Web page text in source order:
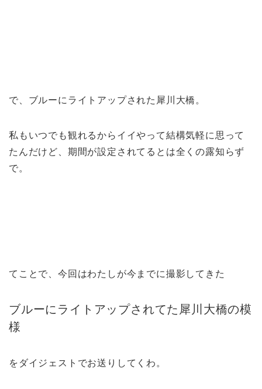
で、ブルーにライトアップされた犀川大橋。
私もいつでも観れるからイイやって結構気軽に思って
たんだけど、期間が設定されてるとは全くの露知らず
で。
てことで、今回はわたしが今までに撮影してきた
ブルーにライトアップされてた犀川大橋の模
様
をダイジェストでお送りしてくわ。